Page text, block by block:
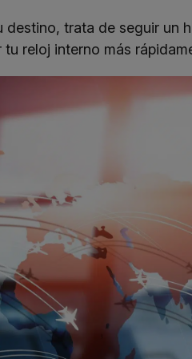
destino, trata de seguir un
reloj interno más